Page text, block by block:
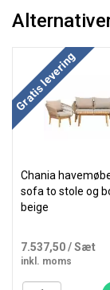
Gratis levering
Chania
sofa to stole og
beige
7.537,50/ Sæt
inkl. moms